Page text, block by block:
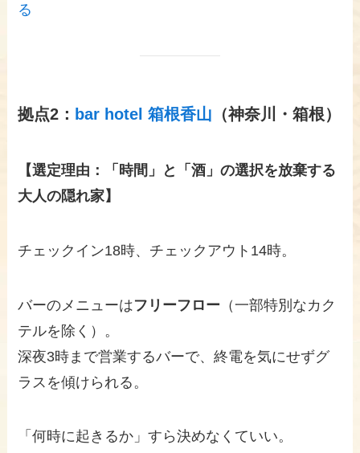
る
拠点2： bar hotel 箱根香山 （神奈川・箱根）
【選定理由：「時間」と「酒」の選択を放棄する
大人の隠れ家】
チェックイン18時、チェックアウト14時。
バーのメニューはフリーフロー （一部特別なカク
テルを除く）。
深夜3時まで営業するバーで、終電を気にせずグ
ラスを傾けられる。
「何時に起きるか」すら決めなくていい。